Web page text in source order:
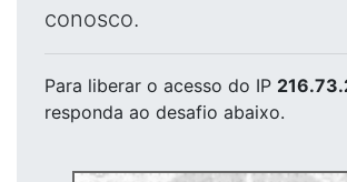
conosco.
Para liberar o acesso do IP
responda ao desafio abaixo.